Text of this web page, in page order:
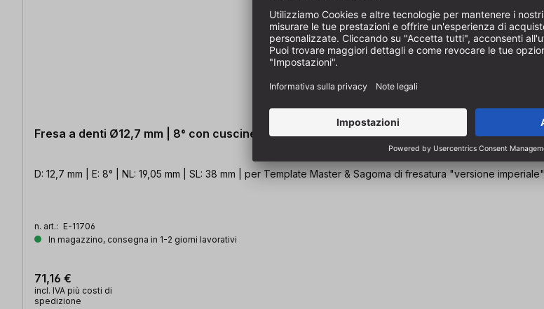
Fresa a denti Ø12,7 mm | 8° con cuscinetto a sfera Ø15,88 mm
D: 12,7 mm | E: 8° | NL: 19,05 mm | SL: 38 mm | per Template Master & Sagoma di fresatura "versione imperiale"
n. art.: E-11706
In magazzino, consegna in 1-2 giorni lavorativi
71,16 €
incl. IVA più costi di
spedizione